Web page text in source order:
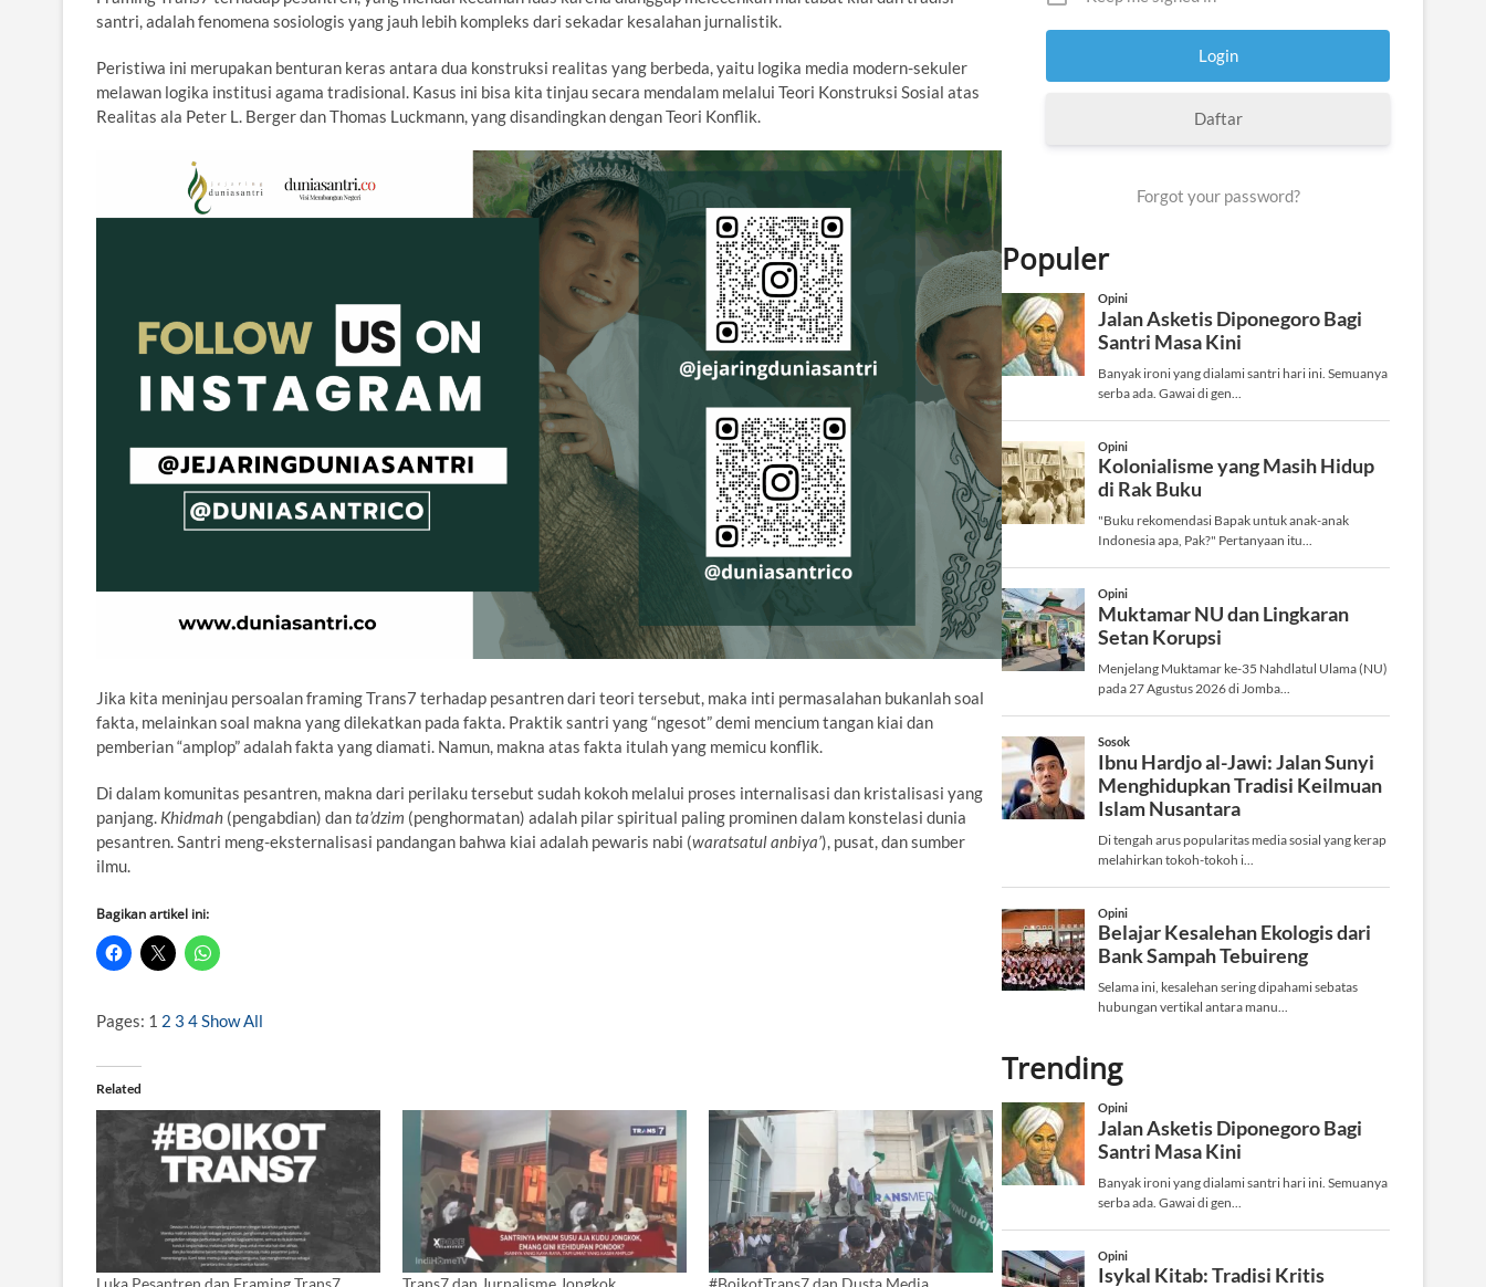
santri, adalah fenomena sosiologis yang jauh lebih kompleks dari sekadar kesalahan jurnalistik.
Peristiwa ini merupakan benturan keras antara dua konstruksi realitas yang berbeda, yaitu logika media modern-sekuler
melawan logika institusi agama tradisional. Kasus ini bisa kita tinjau secara mendalam melalui Teori Konstruksi Sosial atas
Realitas ala Peter L. Berger dan Thomas Luckmann, yang disandingkan dengan Teori Konflik.
Jika kita meninjau persoalan framing Trans7 terhadap pesantren dari teori tersebut, maka inti permasalahan bukanlah soal
fakta, melainkan soal makna yang dilekatkan pada fakta. Praktik santri yang “ngesot” demi mencium tangan kiai dan
pemberian “amplop” adalah fakta yang diamati. Namun, makna atas fakta itulah yang memicu konflik.
Di dalam komunitas pesantren, makna dari perilaku tersebut sudah kokoh melalui proses internalisasi dan kristalisasi yang
panjang. Khidmah (pengabdian) danta’dzim (penghormatan) adalah pilar spiritual paling prominen dalam konstelasi dunia
pesantren. Santri meng-eksternalisasi pandangan bahwa kiai adalah pewaris nabi (waratsatul anbiya’), pusat, dan sumber
ilmu.
Bagikan artikel ini:
Pages: 1 2 3 4Show All
Related
Luka Pesantren dan Framing Trans7 Trans7 dan Jurnalisme Jongkok #BoikotTrans7 dan Dusta Media
Daftar
Forgot your password?
Populer
Trending